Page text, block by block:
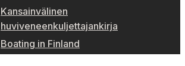
Kansainvälinen
huviveneenkuljettajankirja
Boating in Finland